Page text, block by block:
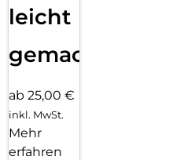
leicht
gemacht!
ab 25,00 €
inkl. MwSt.
Mehr
erfahren